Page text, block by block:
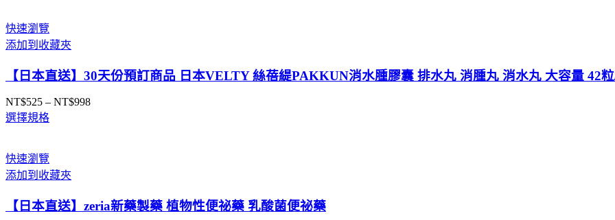
快速瀏覽
添加到收藏夾
【日本直送】30天份預訂商品 日本VELTY 絲蓓緹PAKKUN消水腫膠囊 排水丸 消腫丸 消水丸 大容量 42
NT$525 – NT$998價
選擇規格
快速瀏覽
添加到收藏夾
【日本直送】zeria新藥製藥 植物性便祕藥 乳酸菌便祕藥